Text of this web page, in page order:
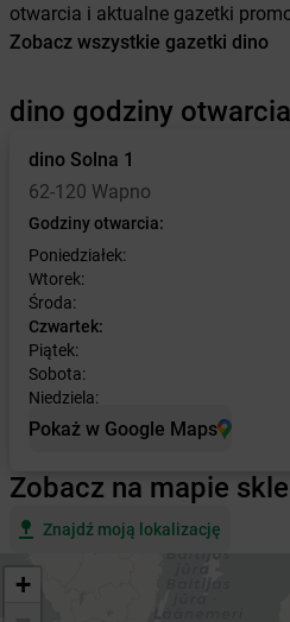
otwarcia i aktualne gazetki
Zobacz wszystkie gazetki dino
dino godziny otwarcia
dino Solna 1
62-120 Wapno
Godziny otwarcia:
Poniedziałek:
Wtorek:
Środa:
Czwartek:
Piątek:
Sobota:
Niedziela:
Pokaż w Google Maps
Zobacz na mapie
Znajdź moją lokalizację
+